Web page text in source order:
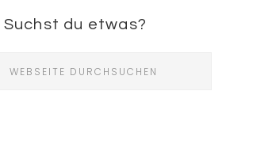
Suchst du etwas?